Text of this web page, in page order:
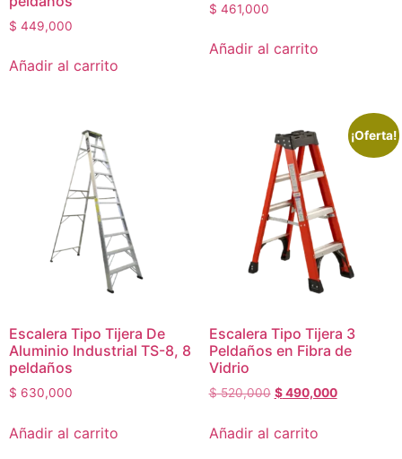
$ 449,000
Añadir al carrito
$ 461,000
Añadir al carrito
Escalera Tipo Tijera De
Aluminio Industrial TS-8, 8
peldaños
$ 630,000
Añadir al carrito
¡Oferta!
Escalera Tipo Tijera 3
Peldaños en Fibra de
Vidrio
$520,000 $490,000
Añadir al carrito